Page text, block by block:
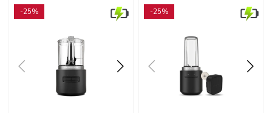
-25% -25%